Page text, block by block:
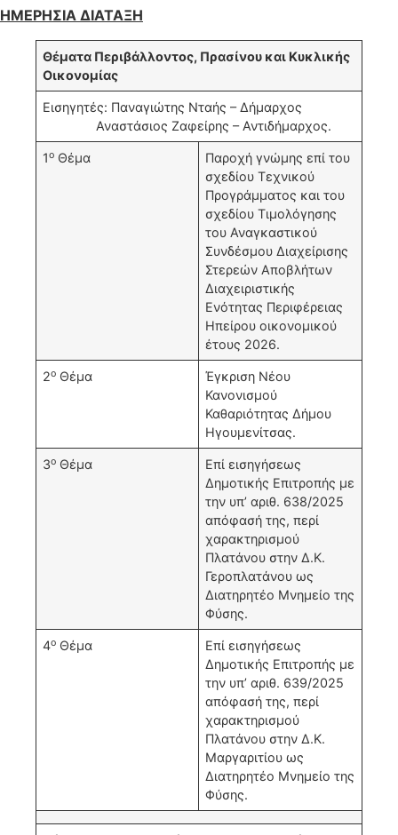
ΗΜΕΡΗΣΙΑ ΔΙΑΤΑΞΗ
Θέματα Περιβάλλοντος, Πρασίνου και Κυκλικής
Οικονομίας
Εισηγητές: Παναγιώτης Νταής – Δήμαρχος
Αναστάσιος Ζαφείρης – Αντιδήμαρχος.
1ο Θέμα
Παροχή γνώμης επί του
σχεδίου Τεχνικού
Προγράμματος και του
σχεδίου Τιμολόγησης
του Αναγκαστικού
Συνδέσμου Διαχείρισης
Στερεών Αποβλήτων
Διαχειριστικής
Ενότητας Περιφέρειας
Ηπείρου οικονομικού
έτους 2026.
2ο Θέμα
Έγκριση Νέου
Κανονισμού
Καθαριότητας Δήμου
Ηγουμενίτσας.
3ο Θέμα
Επί εισηγήσεως
Δημοτικής Επιτροπής με
την υπ’ αριθ. 638/2025
απόφασή της, περί
χαρακτηρισμού
Πλατάνου στην Δ.Κ.
Γεροπλατάνου ως
Διατηρητέο Μνημείο της
Φύσης.
4ο Θέμα
Επί εισηγήσεως
Δημοτικής Επιτροπής με
την υπ’ αριθ. 639/2025
απόφασή της, περί
χαρακτηρισμού
Πλατάνου στην Δ.Κ.
Μαργαριτίου ως
Διατηρητέο Μνημείο της
Φύσης.